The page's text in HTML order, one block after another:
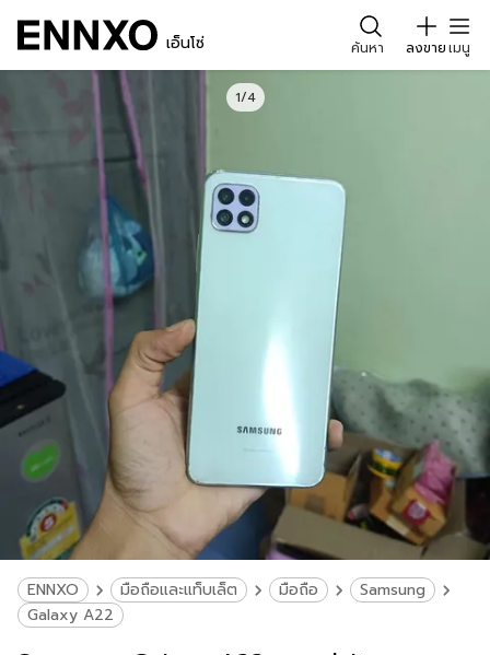
เอ็นโซ่ ค้นหา ลงขายเมนู
1/4
ENNXO มือถือและแท็บเล็ต มือถือ
Samsung
Galaxy A22